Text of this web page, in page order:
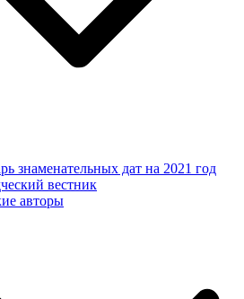
знаменательных дат на 2021 год
вестник
авторы